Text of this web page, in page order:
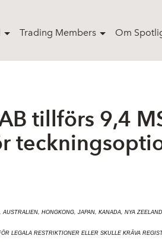
Trading Members Om
tillförs 9,4
HONGKONG, JAPAN, KANADA, NYA
LEGALA RESTRIKTIONER ELLER SKULLE KRÄVA